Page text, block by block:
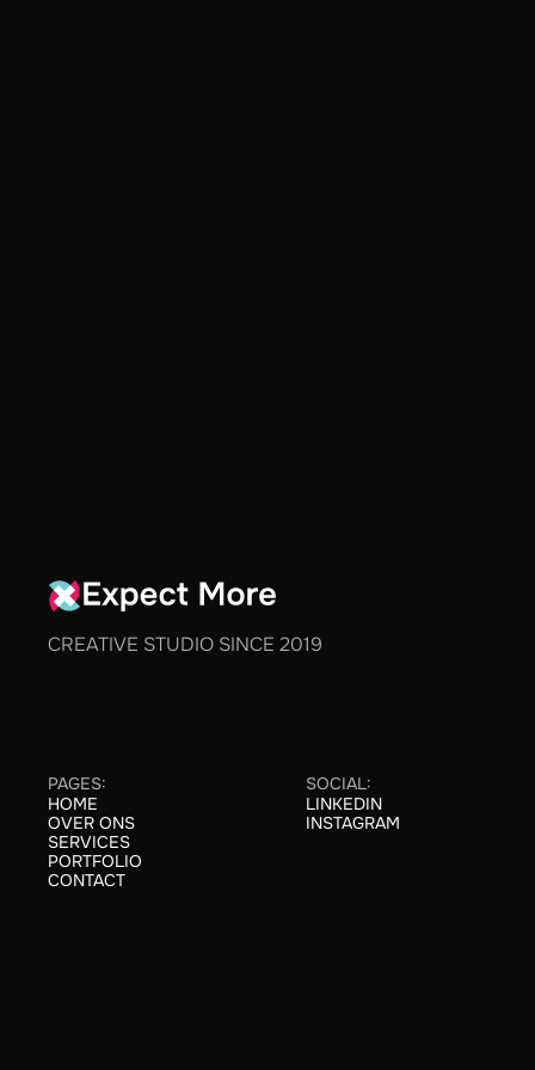
CREATIVE STUDIO SINCE 2019
PAGES:
HOME
HOME
OVER ONS
ABOUT
SERVICES
SERVICES
PORTFOLIO
CASE STUDIES
CONTACT
SOCIAL:
LINKEDIN
LINKEDIN
INSTAGRAM